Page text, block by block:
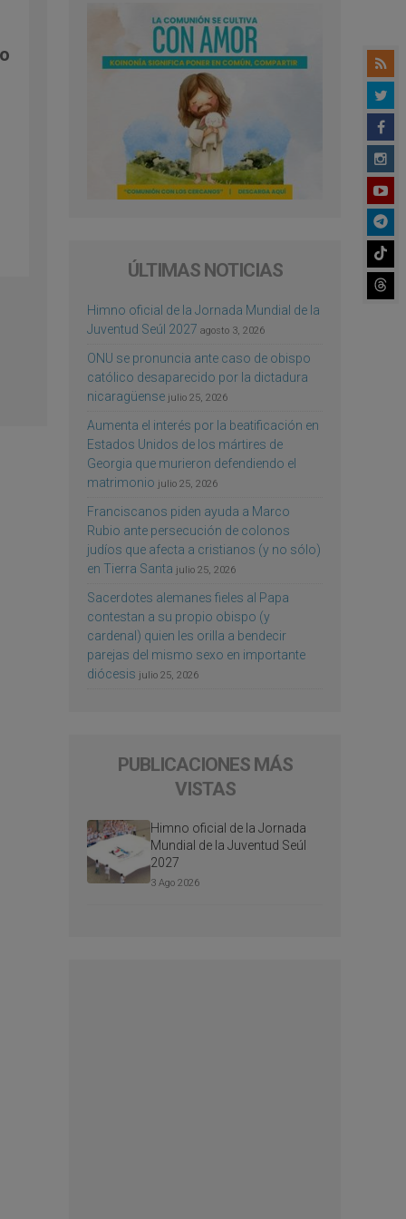
ÚLTIMAS NOTICIAS
Himno oficial de la Jornada Mundial de la
Juventud Seúl 2027 agosto 3, 2026
ONU se pronuncia ante caso de obispo
católico desaparecido por la dictadura
nicaragüense julio 25, 2026
Aumenta el interés por la beatificación en
Estados Unidos de los mártires de
Georgia que murieron defendiendo el
matrimonio julio 25, 2026
Franciscanos piden ayuda a Marco
Rubio ante persecución de colonos
judíos que afecta a cristianos (y no sólo)
en Tierra Santa julio 25, 2026
Sacerdotes alemanes fieles al Papa
contestan a su propio obispo (y
cardenal) quien les orilla a bendecir
parejas del mismo sexo en importante
diócesis julio 25, 2026
PUBLICACIONES MÁS
VISTAS
Himno oficial de la Jornada
Mundial de la Juventud Seúl
2027
3 Ago 2026